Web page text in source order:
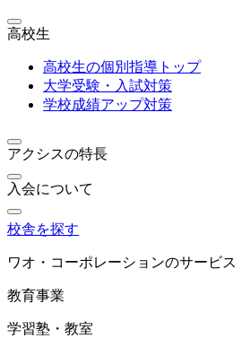
高校生
高校生の個別指導トップ
大学受験・入試対策
学校成績アップ対策
アクシスの特長
入会について
校舎を探す
ワオ・コーポレーションのサービス
教育事業
学習塾・教室